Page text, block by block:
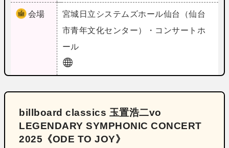
会場 宮城 日立システムズホール仙台（仙台
市青年文化センター）・コンサートホ
ール
billboard classics 玉置浩二vo
LEGENDARY SYMPHONIC CONCERT
2025《ODE TO JOY》